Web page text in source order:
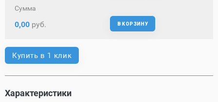
Сумма
0,00 руб. В КОРЗИНУ
Купить в 1 клик
Характеристики